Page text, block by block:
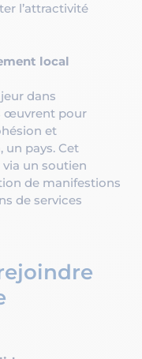
l’attractivité
local
dans
œuvrent pour
et
un pays. Cet
un soutien
de manifestions
de services